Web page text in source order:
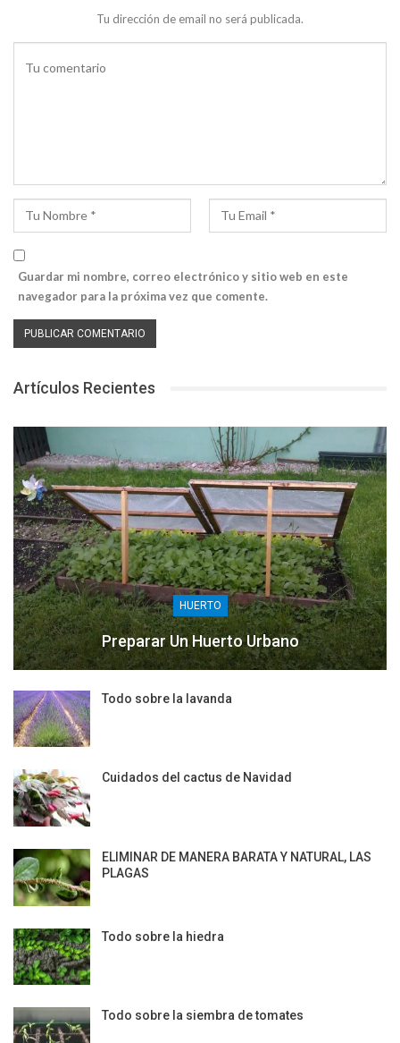
Tu dirección de email no será publicada.
Guardar mi nombre, correo electrónico y sitio web en este
navegador para la próxima vez que comente.
Artículos Recientes
HUERTO
Preparar Un Huerto Urbano
Todo sobre la lavanda
Cuidados del cactus de Navidad
ELIMINAR DE MANERA BARATA Y NATURAL, LAS
PLAGAS
Todo sobre la hiedra
Todo sobre la siembra de tomates